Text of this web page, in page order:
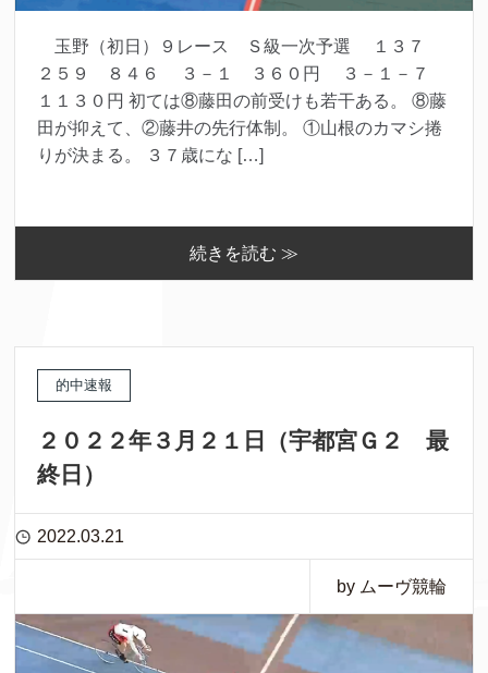
玉野（初日）９レース Ｓ級一次予選 １３７
２５９ ８４６ ３－１ ３６０円 ３－１－７
１１３０円 初ては⑧藤田の前受けも若干ある。 ⑧藤
田が抑えて、②藤井の先行体制。 ①山根のカマシ捲
りが決まる。 ３７歳にな […]
続きを読む ≫
的中速報
２０２２年３月２１日（宇都宮Ｇ２ 最
終日）
2022.03.21
by ムーヴ競輪